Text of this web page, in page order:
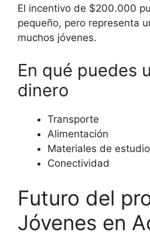
El incentivo de $200.000
pequeño, pero representa
muchos jóvenes.
En qué puedes
dinero
Transporte
Alimentación
Materiales de estudio
Conectividad
Futuro del
Jóvenes en